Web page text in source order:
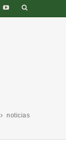
noticias